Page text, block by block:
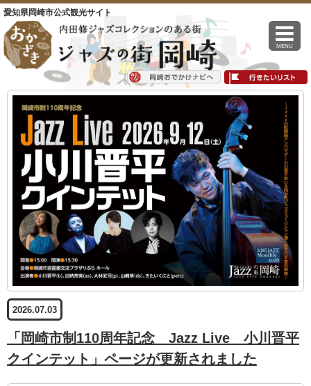
愛知県岡崎市公式観光サイト
MENU
2026.07.03
「岡崎市制110周年記念 Jazz Live 小川晋平
クインテット」ページが更新されました